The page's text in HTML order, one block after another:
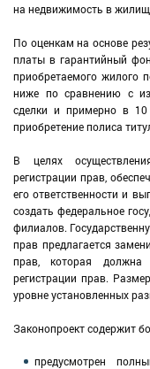
на недвижимость в
По оценкам на основе
платы в гарантийный
приобретаемого жилого
ниже по сравнению с
сделки и примерно в
приобретение полиса
В целях
регистрации прав,
его ответственности и
создать федеральное
филиалов.
прав предлагается
прав, которая должна
регистрации прав.
уровне установленных
Законопроект содержит
предусмотрен